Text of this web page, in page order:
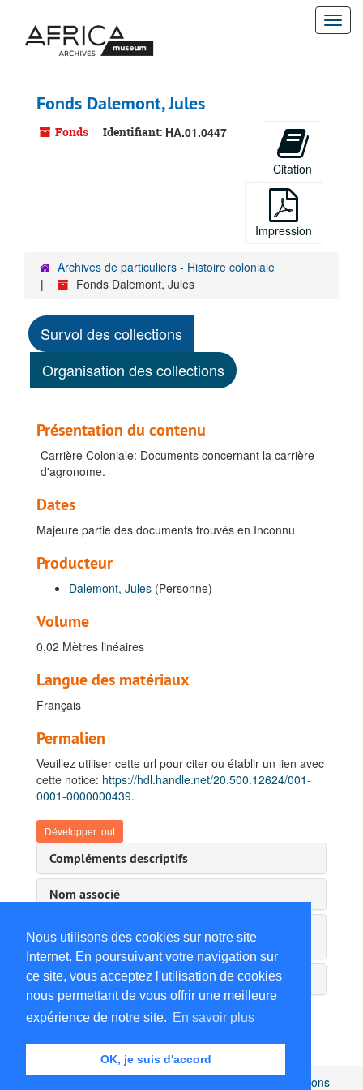
Nous utilisons des cookies sur notre site
Internet. En poursuivant votre navigation sur
ce site, vous acceptez l'utilisation de cookies
nous permettant de vous offrir une meilleure
expérience de notre site. En savoir plus
OK, je suis d'accord
contenu
Fonds Dalemont, Jules
Fonds Identifiant: HA.01.0447
Citation
Impression
Archives de particuliers - Histoire coloniale
Fonds Dalemont, Jules
Survol des collections
Organisation des collections
Présentation du contenu
Carrière Coloniale: Documents concernant la carrière
d'agronome.
Dates
Majeure partie des documents trouvés en Inconnu
Producteur
Dalemont, Jules (Personne)
Volume
0,02 Mètres linéaires
Langue des matériaux
Français
Permalien
Veuillez utiliser cette url pour citer ou établir un lien avec
cette notice: https://hdl.handle.net/20.500.12624/001-
0001-0000000439.
Développer tout
Compléments descriptifs
Nom associé
Instrument de recherche & information
administrative
Détails du service d'archives
Mentions